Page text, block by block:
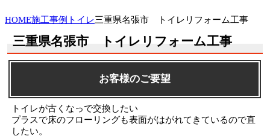
HOME施工事例 トイレ三重県名張市 トイレリフォーム工事
三重県名張市 トイレリフォーム工事
お客様のご要望
トイレが古くなっで交換したい
プラスで床のフローリングも表面がはがれてきているので直
したい。